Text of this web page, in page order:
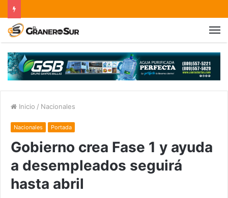
Inicio / Nacionales
Nacionales Portada
Gobierno crea Fase 1 y ayuda
a desempleados seguirá
hasta abril